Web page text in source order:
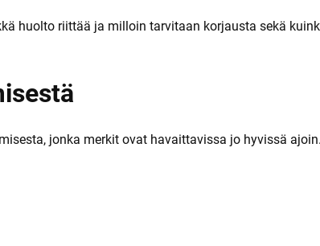
huolto riittää ja milloin tarvitaan korjausta sekä
jonka merkit ovat havaittavissa jo hyvissä